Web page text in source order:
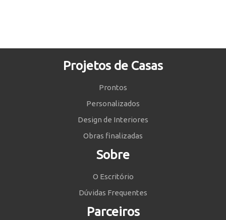
Projetos de Casas
Prontos
Personalizados
Design de Interiores
Obras finalizadas
Sobre
O Escritório
Dúvidas Frequentes
Parceiros